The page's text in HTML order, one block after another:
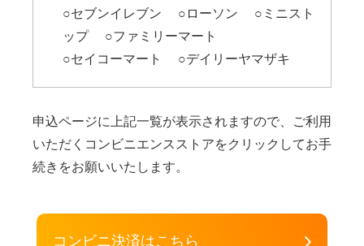
○セブンイレブン ○ローソン ○ミニスト
ップ ○ファミリーマート
○セイコーマート ○デイリーヤマザキ
申込ページに上記一覧が表示されますので、ご利用
いただくコンビニエンスストアをクリックしてお手
続きをお願いいたします。
コンビニ決済はこちら